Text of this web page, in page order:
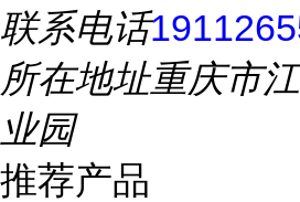
联系电话
所在地址重庆市
业园
推荐产品